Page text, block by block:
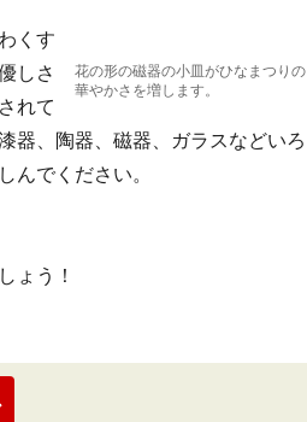
花の形の磁器の小皿がひなまつりの
華やかさを増します。
くす
しさ
れて
器、陶器、磁器、ガラスなどいろ
んでください。
ょう！